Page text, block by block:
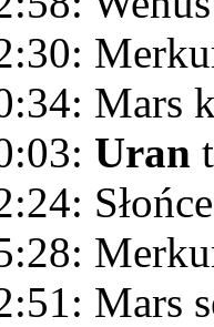
Mars
Uran
Mars